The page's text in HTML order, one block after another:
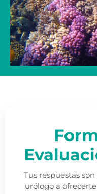
Tus respuestas
urólogo a